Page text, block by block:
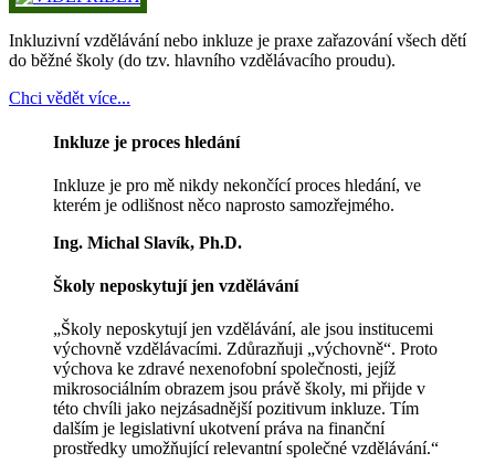
Inkluzivní vzdělávání nebo inkluze je praxe zařazování všech dětí
do běžné školy (do tzv. hlavního vzdělávacího proudu).
Chci vědět více...
Inkluze je proces hledání
Inkluze je pro mě nikdy nekončící proces hledání, ve
kterém je odlišnost něco naprosto samozřejmého.
Ing. Michal Slavík, Ph.D.
Školy neposkytují jen vzdělávání
„Školy neposkytují jen vzdělávání, ale jsou institucemi
výchovně vzdělávacími. Zdůrazňuji „výchovně“. Proto
výchova ke zdravé nexenofobní společnosti, jejíž
mikrosociálním obrazem jsou právě školy, mi přijde v
této chvíli jako nejzásadnější pozitivum inkluze. Tím
dalším je legislativní ukotvení práva na finanční
prostředky umožňující relevantní společné vzdělávání.“